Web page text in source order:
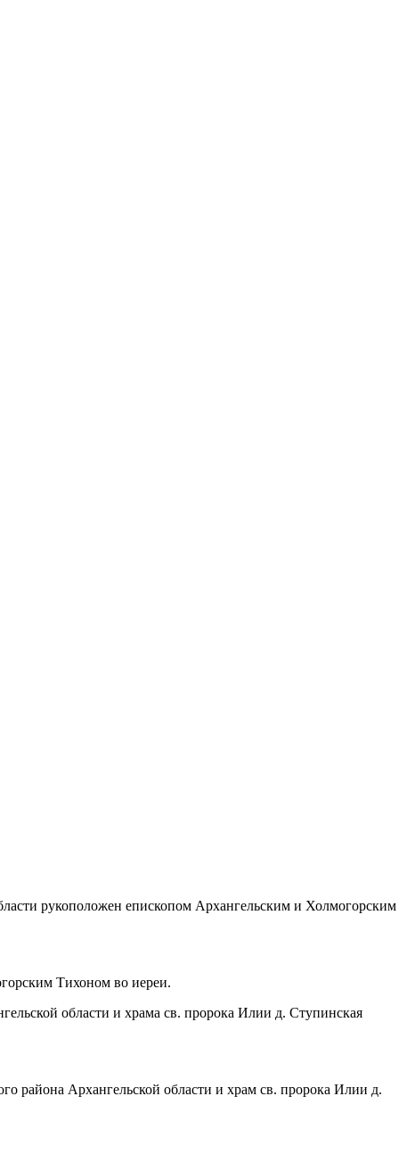
рукоположен епископом Архангельским и Холмогорским
Тихоном во иереи.
области и храма св. пророка Илии д. Ступинская
района Архангельской области и храм св. пророка Илии д.